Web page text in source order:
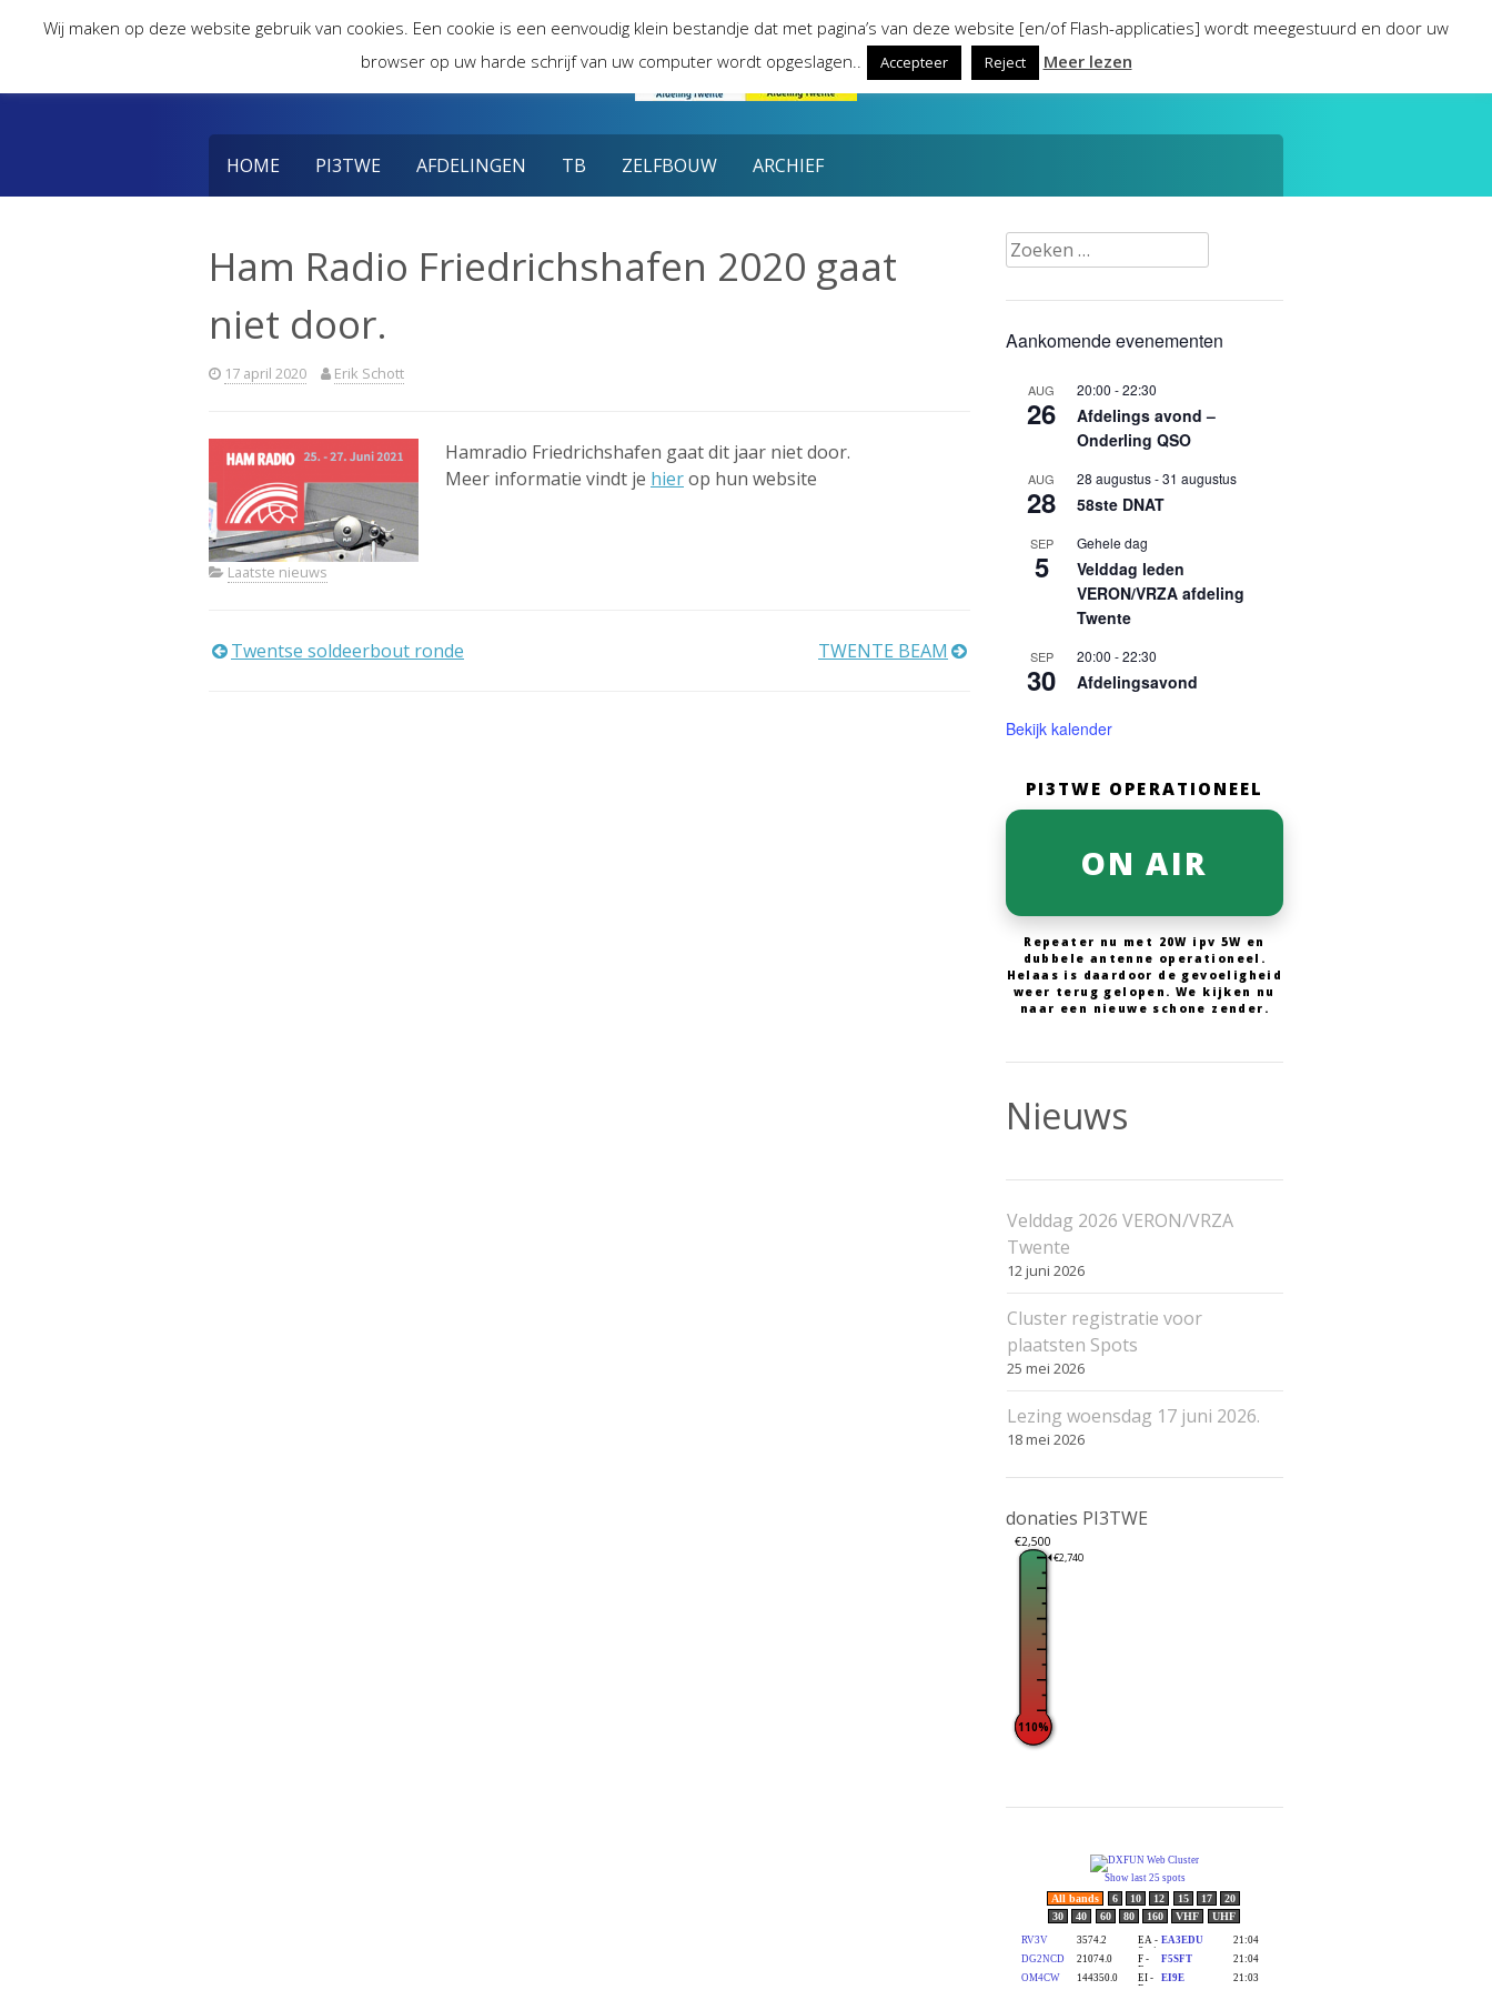
HOME PI3TWE AFDELINGEN TB ZELFBOUW ARCHIEF
Ham Radio Friedrichshafen 2020 gaat
niet door.
17 april 2020 Erik Schott
Hamradio Friedrichshafen gaat dit jaar niet door.
Meer informatie vindt je hierop hun website
Laatste nieuws
Bericht
Twentse soldeerbout ronde TWENTE BEAM
Zoeken
naar:
Aankomende evenementen
AUG
26
20:00 -22:30
Afdelings avond –
Onderling QSO
AUG
28
28 augustus-31 augustus
58ste DNAT
SEP
5
Gehele dag
Velddag leden
VERON/VRZA afdeling
Twente
SEP
30
20:00 -22:30
Afdelingsavond
Bekijk kalender
PI3TWE OPERATIONEEL
ON AIR
Repeater nu met 20W ipv 5W en
dubbele antenne operationeel.
Helaas is daardoor de gevoeligheid
weer terug gelopen. We kijken nu
naar een nieuwe schone zender.
Nieuws
Velddag 2026 VERON/VRZA
Twente
12 juni 2026
Cluster registratie voor
plaatsten Spots
25 mei 2026
Lezing woensdag 17 juni 2026.
18 mei 2026
donaties PI3TWE
€2,500
€2,740
110%
Wij maken op deze website gebruik van cookies. Een cookie is een eenvoudig klein bestandje dat met pagina’s van deze website [en/of Flash-applicaties] wordt meegestuurd en door uw
browser op uw harde schrijf van uw computer wordt opgeslagen..
Accepteer Reject Meer lezen